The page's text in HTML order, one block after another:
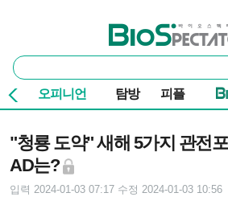
바이오스펙테이터
통
합
검
색
오피니언 탐방 피플
"청룡 도약" 새해 5가지 관전
AD는?
입력 2024-01-03 07:17 수정 2024-01-03 10:56